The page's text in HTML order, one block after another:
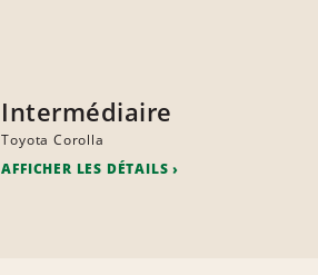
Intermédiaire
Toyota Corolla
AFFICHER LES DÉTAILS